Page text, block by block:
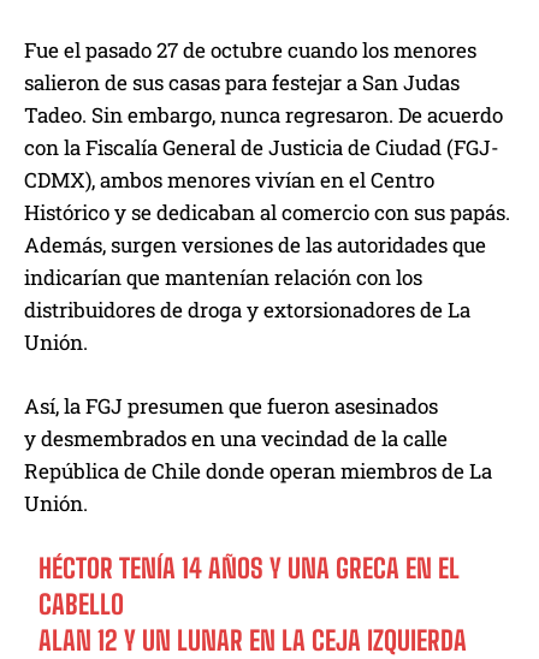
Fue el pasado 27 de octubre cuando los menores
salieron de sus casas para festejar a San Judas
Tadeo. Sin embargo, nunca regresaron. De acuerdo
con la Fiscalía General de Justicia de Ciudad (FGJ-
CDMX), ambos menores vivían en el Centro
Histórico y se dedicaban al comercio con sus papás.
Además, surgen versiones de las autoridades que
indicarían que mantenían relación con los
distribuidores de droga y extorsionadores de La
Unión.
Así, la FGJ presumen que fueron asesinados
y desmembrados en una vecindad de la calle
República de Chile donde operan miembros de La
Unión.
HÉCTOR TENÍA 14 AÑOS Y UNA GRECA EN EL
CABELLO
ALAN 12 Y UN LUNAR EN LA CEJA IZQUIERDA